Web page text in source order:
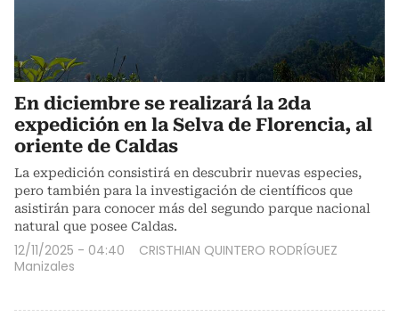
En diciembre se realizará la 2da
expedición en la Selva de Florencia, al
oriente de Caldas
La expedición consistirá en descubrir nuevas especies,
pero también para la investigación de científicos que
asistirán para conocer más del segundo parque nacional
natural que posee Caldas.
12/11/2025 - 04:40
CRISTHIAN QUINTERO RODRÍGUEZ
Manizales